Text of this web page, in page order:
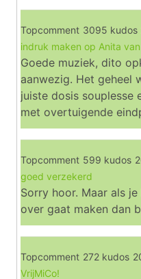
Topcomment 3095 kudos
indruk maken op Anita
Goede muziek, dito
aanwezig. Het geheel
juiste dosis souplesse
met overtuigende
Topcomment 599 kudos
goed verzekerd
Sorry hoor. Maar als
over gaat maken dan
Topcomment 272 kudos
VrijMiCo!